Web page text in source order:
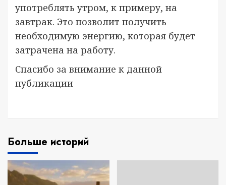
употреблять утром, к примеру, на
завтрак. Это позволит получить
необходимую энергию, которая будет
затрачена на работу.
Спасибо за внимание к данной
публикации
Больше историй